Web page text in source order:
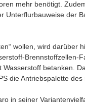
mehr benötigt.
Unterflurbauweise der
wollen, wird darüber
Brennstoffzellen-
betanken.
die Antriebspalette des
in seiner